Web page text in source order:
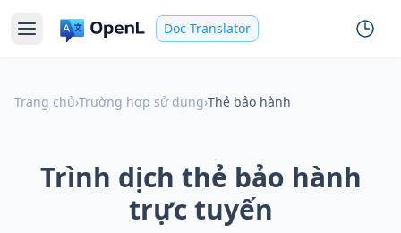
Doc Translator
Trang chủ›Trường hợp sử dụng›Thẻ bảo hành
Trình dịch thẻ bảo hành
trực tuyến